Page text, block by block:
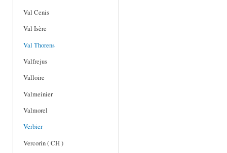
Val Cenis
Val Isère
Val Thorens
Valfrejus
Valloire
Valmeinier
Valmorel
Verbier
Vercorin ( CH )